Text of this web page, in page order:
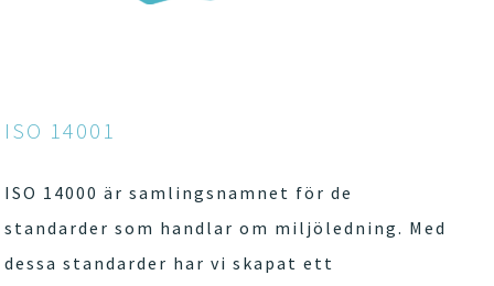
ISO 14001
ISO 14000 är samlingsnamnet för de
standarder som handlar om miljöledning. Med
dessa standarder har vi skapat ett